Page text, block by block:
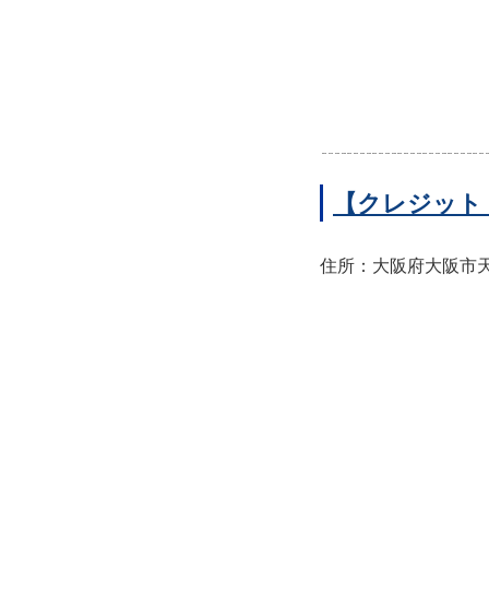
【クレジッ
住所：大阪府大阪市